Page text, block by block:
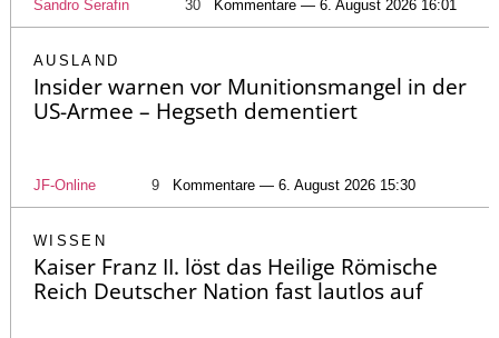
Sandro Serafin 30 Kommentare — 6. August 2026 16:01
AUSLAND
Insider warnen vor Munitionsmangel in der
US-Armee – Hegseth dementiert
JF-Online 9 Kommentare — 6. August 2026 15:30
WISSEN
Kaiser Franz II. löst das Heilige Römische
Reich Deutscher Nation fast lautlos auf